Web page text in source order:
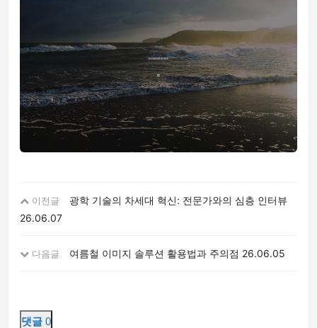
이전글
광학 기술의 차세대 혁신: 전문가와의 심층 인터뷰
26.06.07
다음글 여름철 이미지 솔루션 활용법과 주의점 26.06.05
댓글 0